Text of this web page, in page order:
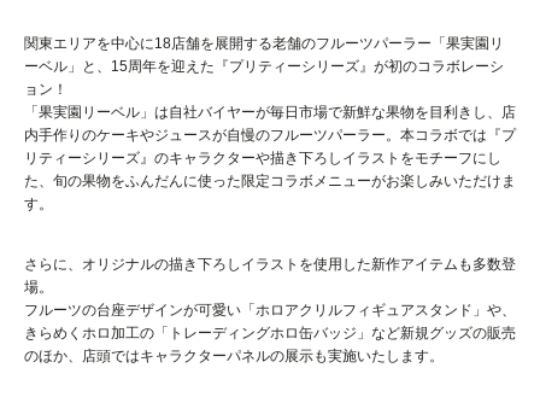
関東エリアを中心に18店舗を展開する老舗のフルーツパーラー「果実園リ
ーベル」と、15周年を迎えた『プリティーシリーズ』が初のコラボレーシ
ョン！
「果実園リーベル」は自社バイヤーが毎日市場で新鮮な果物を目利きし、店
内手作りのケーキやジュースが自慢のフルーツパーラー。本コラボでは『プ
リティーシリーズ』のキャラクターや描き下ろしイラストをモチーフにし
た、旬の果物をふんだんに使った限定コラボメニューがお楽しみいただけま
す。
さらに、オリジナルの描き下ろしイラストを使用した新作アイテムも多数登
場。
フルーツの台座デザインが可愛い「ホロアクリルフィギュアスタンド」や、
きらめくホロ加工の「トレーディングホロ缶バッジ」など新規グッズの販売
のほか、店頭ではキャラクターパネルの展示も実施いたします。